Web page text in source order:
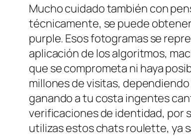
Mucho cuidado también con
técnicamente, se puede
purple. Esos fotogramas se
aplicación de los algoritmos,
que se comprometa ni haya
millones de visitas,
ganando a tu costa ingentes
verificaciones de identidad, por
utilizas estos chats roulette, ya